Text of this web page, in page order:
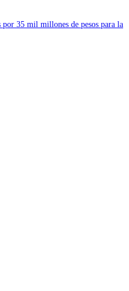
por 35 mil millones de pesos para la